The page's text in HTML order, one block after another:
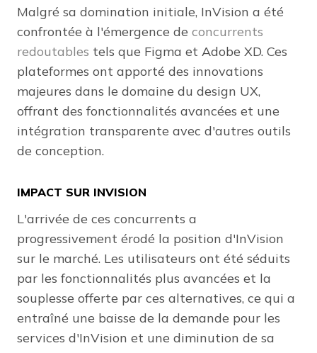
Malgré sa domination initiale, InVision a été
confrontée à l'émergence de concurrents
redoutables tels que Figma et Adobe XD. Ces
plateformes ont apporté des innovations
majeures dans le domaine du design UX,
offrant des fonctionnalités avancées et une
intégration transparente avec d'autres outils
de conception.
IMPACT SUR INVISION
L'arrivée de ces concurrents a
progressivement érodé la position d'InVision
sur le marché. Les utilisateurs ont été séduits
par les fonctionnalités plus avancées et la
souplesse offerte par ces alternatives, ce qui a
entraîné une baisse de la demande pour les
services d'InVision et une diminution de sa